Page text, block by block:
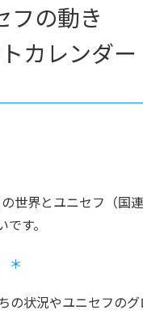
フの動き
カレンダー
世界とユニセフ（国
す。
状況やユニセフの